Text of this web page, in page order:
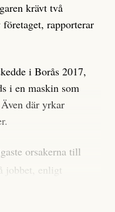
krävt två
rapporterar
i Borås 2017,
i en maskin som
där yrkar
orsakerna till
jobbet, enligt